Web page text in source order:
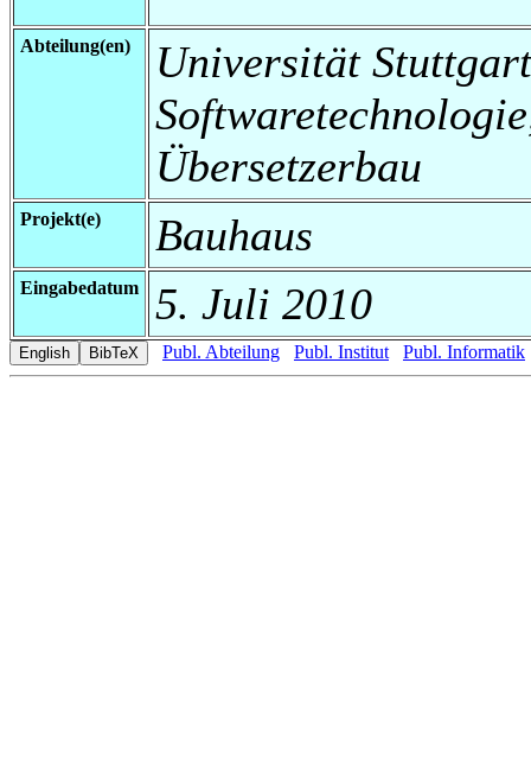
Abteilung(en)
Universität
Übersetzerbau
Projekt(e) Bauhaus
Eingabedatum 5. Juli 2010
Publ. Abteilung Publ. Institut Publ. Informatik